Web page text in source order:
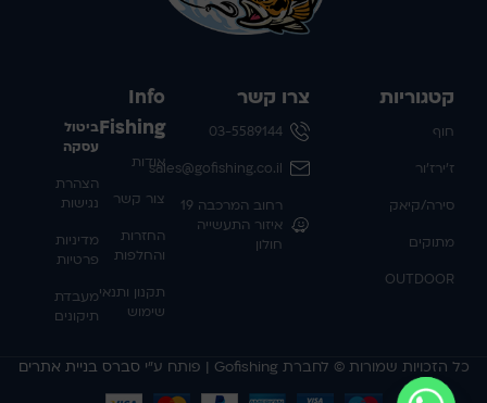
Info
Fishing
אודות
צור קשר
החזרות
והחלפות
תקנון ותנאי
שימוש
ביטול
עסקה
הצהרת
נגישות
מדיניות
פרטיות
מעבדת
תיקונים
קטגוריות
חוף
ז'ירז'ור
סירה/קיאק
מתוקים
OUTDOOR
צרו קשר
03-5589144
sales@gofishing.co.il
רחוב המרכבה 19
איזור התעשייה
חולון
כל הזכויות שמורות © לחברת Gofishing | פותח ע״י סברס בניית אתרים